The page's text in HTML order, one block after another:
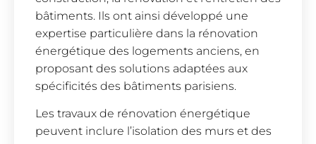
bâtiments. Ils ont ainsi développé une
expertise particulière dans la rénovation
énergétique des logements anciens, en
proposant des solutions adaptées aux
spécificités des bâtiments parisiens.
Les travaux de rénovation énergétique
peuvent inclure l’isolation des murs et des